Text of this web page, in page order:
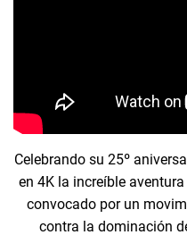
Celebrando su 25º
en 4K la increíble
convocado por un
contra la dominación